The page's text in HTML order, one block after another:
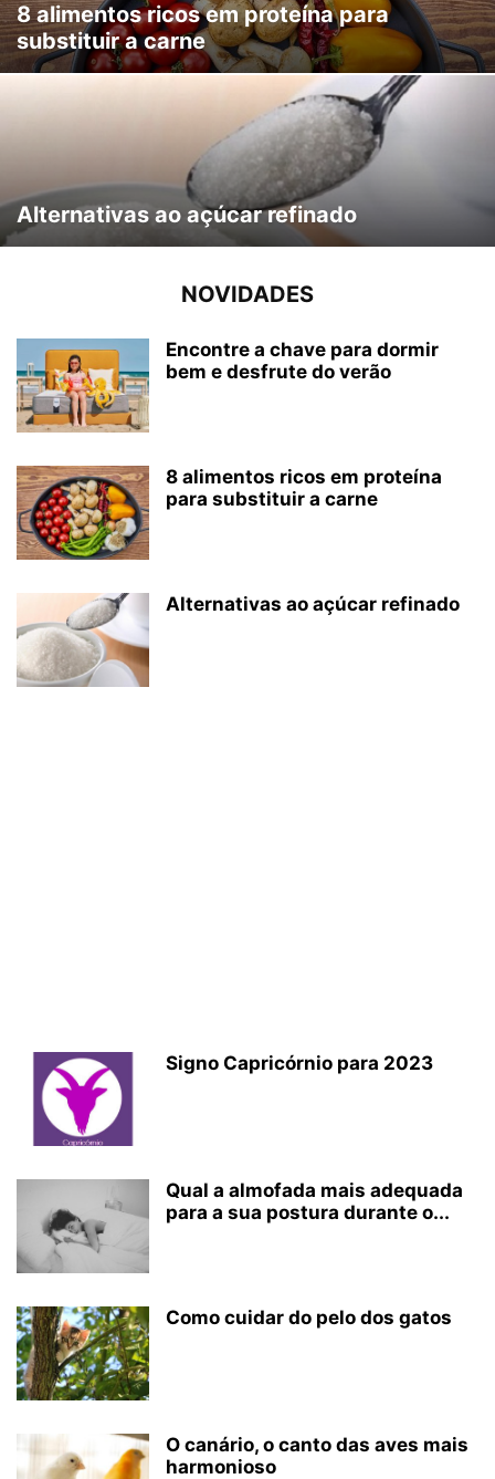
8 alimentos ricos em proteína para
substituir a carne
Alternativas ao açúcar refinado
NOVIDADES
Encontre a chave para dormir
bem e desfrute do verão
8 alimentos ricos em proteína
para substituir a carne
Alternativas ao açúcar refinado
Signo Capricórnio para 2023
Qual a almofada mais adequada
para a sua postura durante o...
Como cuidar do pelo dos gatos
O canário, o canto das aves mais
harmonioso